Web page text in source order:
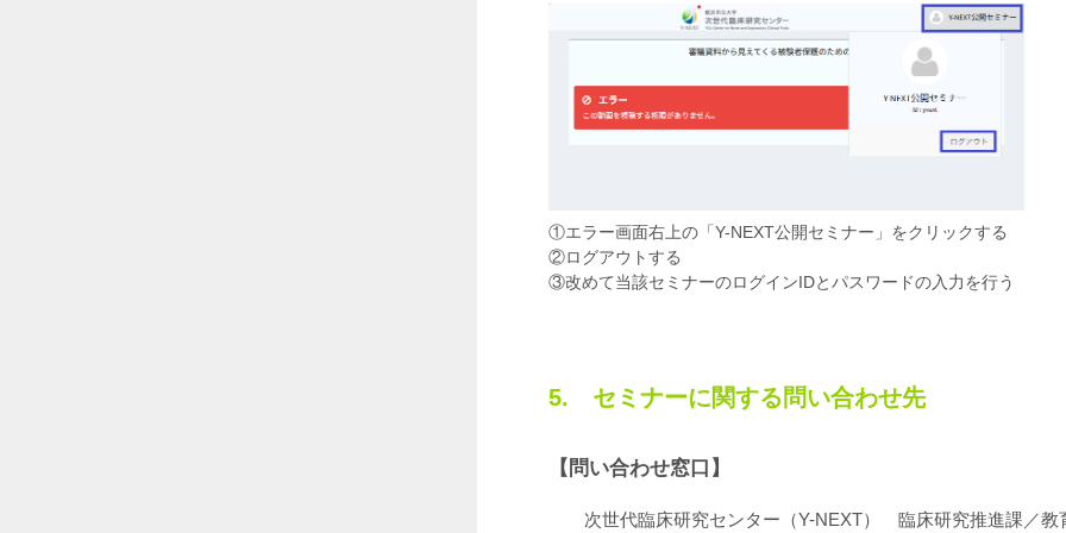
①エラー画面右上の「Y-NEXT公開セミナー」をクリックする
②ログアウトする
③改めて当該セミナーのログインIDとパスワードの入力を行う
5. セミナーに関する問い合わせ先
【問い合わせ窓口】
次世代臨床研究センター（Y-NEXT） 臨床研究推進課／教